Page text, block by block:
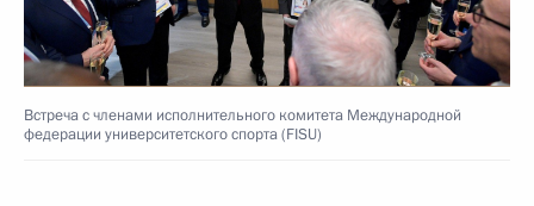
Встреча с членами исполнительного комитета Международной
федерации университетского спорта (FISU)